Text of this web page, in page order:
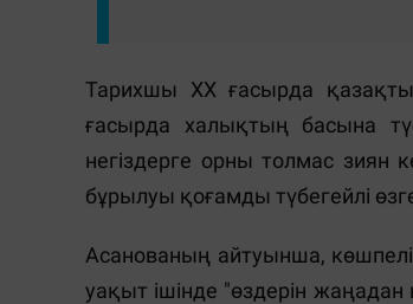
Тарихшы XX ғасырда
ғасырда халықтың басына
негіздерге орны толмас зиян
бұрылуы қоғамды түбегейлі
Асанованың айтуынша,
уақыт ішінде "өздерін